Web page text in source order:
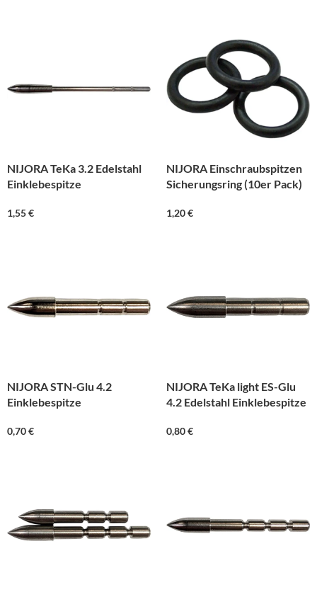
NIJORA TeKa 3.2 Edelstahl
Einklebespitze
1,55€
NIJORA Einschraubspitzen
Sicherungsring (10er Pack)
1,20€
NIJORA STN-Glu 4.2
Einklebespitze
0,70€
NIJORA TeKa light ES-Glu
4.2 Edelstahl Einklebespitze
0,80€